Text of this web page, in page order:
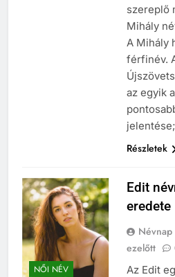
szereplő
Mihály
A Mihály
férfinév.
az egyik
Részletek
NŐI NÉV
Edit
eredete
Névnap
ezelőtt
Az Edit